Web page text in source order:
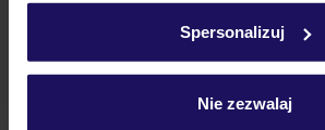
Spersonalizuj
Nie zezwalaj
Jak zmienić uczestników/osobę zgłaszającą?